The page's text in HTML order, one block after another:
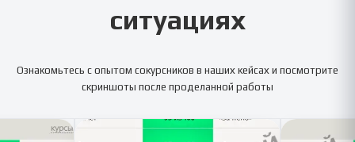
ситуациях
Ознакомьтесь с опытом сокурсников в наших кейсах и посмотрите
скриншоты после проделанной работы